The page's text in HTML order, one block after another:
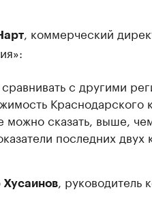
, коммерческий
с другими
можно сказать, выше,
последних двух
Хусаинов, руководитель